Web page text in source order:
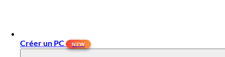
Créer un PC NEW